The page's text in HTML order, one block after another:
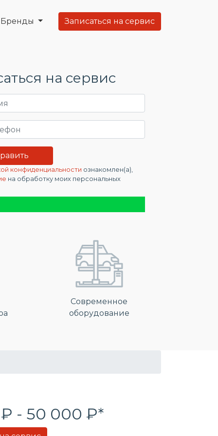
Бренды Записаться на сервис
на сервис
конфиденциальности ознакомлен(а),
на обработку моих персональных
Современное
оборудование
- 50 000 ₽*